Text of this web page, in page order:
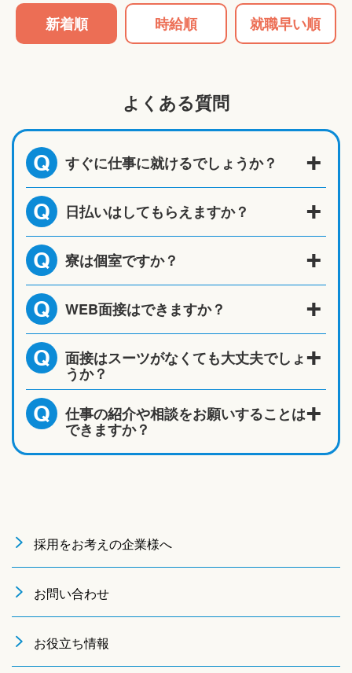
新着順 時給順 就職早い順
よくある質問
Q すぐに仕事に就けるでしょうか？
Q 日払いはしてもらえますか？
Q 寮は個室ですか？
Q WEB面接はできますか？
Q 面接はスーツがなくても大丈夫でしょ
うか？
Q 仕事の紹介や相談をお願いすることは
できますか？
採用をお考えの企業様へ
お問い合わせ
お役立ち情報